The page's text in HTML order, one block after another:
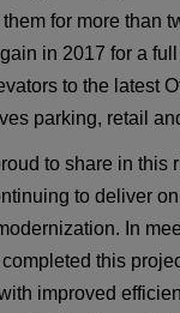
them for more
again in 2017 for a
to the
parking, retail
proud to share in
to deliver
modernization. In
completed this
with improved